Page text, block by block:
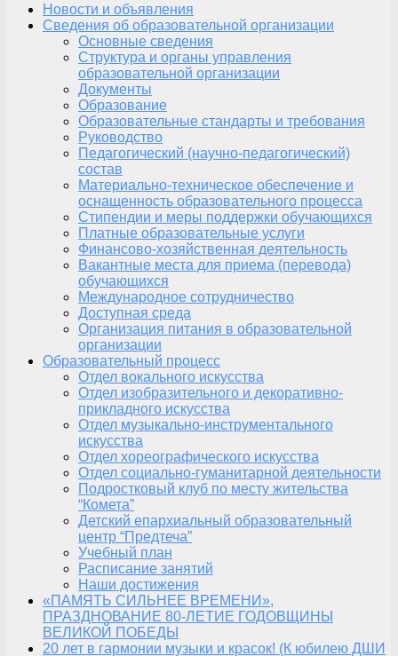
Новости и объявления
Сведения об образовательной организации
Основные сведения
Структура и органы управления
образовательной организации
Документы
Образование
Образовательные стандарты и требования
Руководство
Педагогический (научно-педагогический)
состав
Материально-техническое обеспечение и
оснащенность образовательного процесса
Стипендии и меры поддержки обучающихся
Платные образовательные услуги
Финансово-хозяйственная деятельность
Вакантные места для приема (перевода)
обучающихся
Международное сотрудничество
Доступная среда
Организация питания в образовательной
организации
Образовательный процесс
Отдел вокального искусства
Отдел изобразительного и декоративно-
прикладного искусства
Отдел музыкально-инструментального
искусства
Отдел хореографического искусства
Отдел социально-гуманитарной деятельности
Подростковый клуб по месту жительства
“Комета”
Детский епархиальный образовательный
центр “Предтеча”
Учебный план
Расписание занятий
Наши достижения
«ПАМЯТЬ СИЛЬНЕЕ ВРЕМЕНИ»,
ПРАЗДНОВАНИЕ 80-ЛЕТИЕ ГОДОВЩИНЫ
ВЕЛИКОЙ ПОБЕДЫ
20 лет в гармонии музыки и красок! (К юбилею ДШИ